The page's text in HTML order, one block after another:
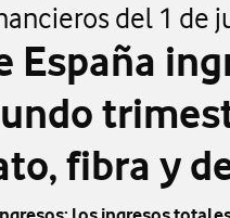
del 1 de
España
fibra y